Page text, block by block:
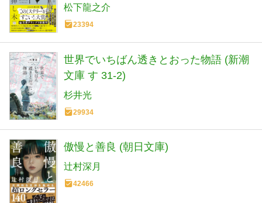
松下龍之介
23394
世界でいちばん透きとおった物語 (新潮
文庫 す 31-2)
杉井光
29934
傲慢と善良 (朝日文庫)
辻村深月
42466